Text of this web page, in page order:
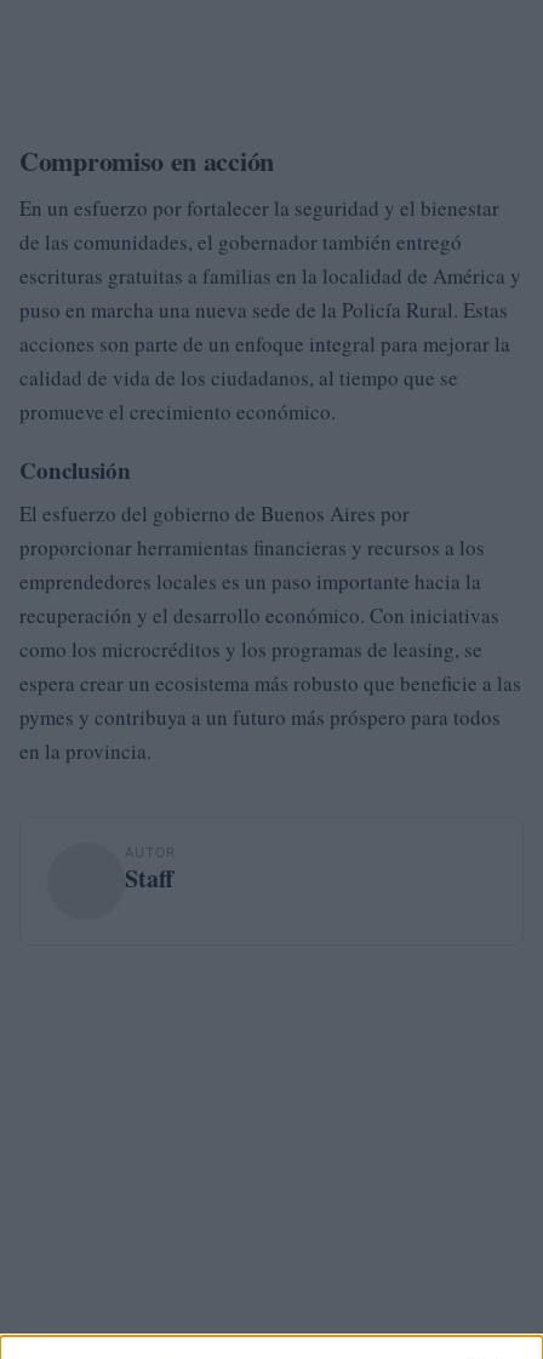
Compromiso en acción
En un esfuerzo por fortalecer la seguridad y el bienestar
de las comunidades, el gobernador también entregó
escrituras gratuitas a familias en la localidad de América y
puso en marcha una nueva sede de la Policía Rural. Estas
acciones son parte de un enfoque integral para mejorar la
calidad de vida de los ciudadanos, al tiempo que se
promueve el crecimiento económico.
Conclusión
El esfuerzo del gobierno de Buenos Aires por
proporcionar herramientas financieras y recursos a los
emprendedores locales es un paso importante hacia la
recuperación y el desarrollo económico. Con iniciativas
como los microcréditos y los programas de leasing, se
espera crear un ecosistema más robusto que beneficie a las
pymes y contribuya a un futuro más próspero para todos
en la provincia.
AUTOR
Staff